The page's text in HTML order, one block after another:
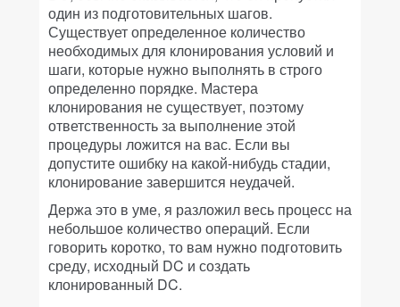
один из подготовительных шагов.
Существует определенное количество
необходимых для клонирования условий и
шаги, которые нужно выполнять в строго
определенно порядке. Мастера
клонирования не существует, поэтому
ответственность за выполнение этой
процедуры ложится на вас. Если вы
допустите ошибку на какой-нибудь стадии,
клонирование завершится неудачей.
Держа это в уме, я разложил весь процесс на
небольшое количество операций. Если
говорить коротко, то вам нужно подготовить
среду, исходный DC и создать
клонированный DC.